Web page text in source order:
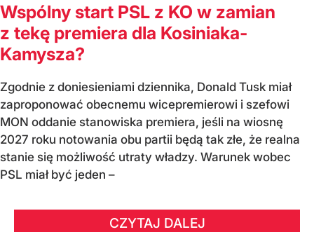
Wspólny start PSL z KO w zamian
z tekę premiera dla Kosiniaka-
Kamysza?
Zgodnie z doniesieniami dziennika, Donald Tusk miał
zaproponować obecnemu wicepremierowi i szefowi
MON oddanie stanowiska premiera, jeśli na wiosnę
2027 roku notowania obu partii będą tak złe, że realna
stanie się możliwość utraty władzy. Warunek wobec
PSL miał być jeden –
CZYTAJ DALEJ